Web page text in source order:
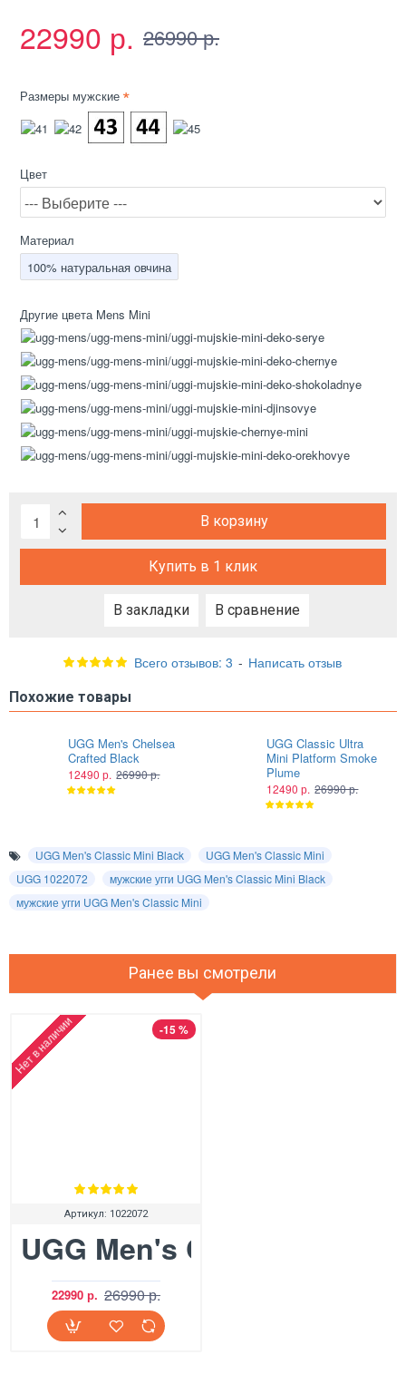
Всего отзывов: 3 - Написать отзыв
22990 р. 26990 р.
Размеры мужские
Цвет
Материал
100% натуральная овчина
Другие цвета Mens Mini
В корзину
Купить в 1 клик
В закладки В сравнение
Похожие товары
UGG Men's Chelsea
Crafted Black
12490 р. 26990 р.
UGG Classic Ultra
Mini Platform Smoke
Plume
12490 р. 26990 р.
UGG Men's Classic Mini Black
UGG Men's Classic Mini
UGG 1022072
мужские угги UGG Men's Classic Mini Black
мужские угги UGG Men's Classic Mini
Ранее вы смотрели
-15 %
Нет в наличии
Артикул: 1022072
UGG Men's Classic Mini
22990 р. 26990 р.